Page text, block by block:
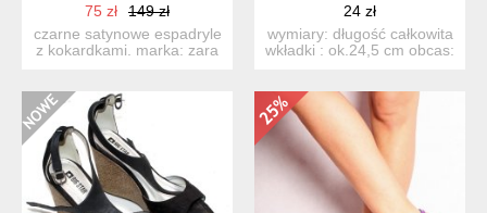
75 zł
149 zł
czarne satynowe espadryle
z kokardkami. marka: zara
24 zł
wymiary: długość całkowita
wkładki : ok.24,5 cm obcas: